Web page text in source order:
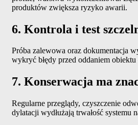
produktów zwiększa ryzyko awarii.
6. Kontrola i test
Próba zalewowa oraz dokumentacja
wykryć błędy przed oddaniem
7. Konserwacja ma
Regularne przeglądy, czyszczenie
dylatacji wydłużają trwałość systemu